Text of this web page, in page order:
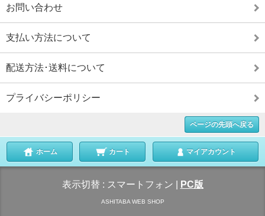
お問い合わせ
支払い方法について
配送方法･送料について
プライバシーポリシー
ページの先頭へ戻る
ホーム カート マイアカウント
表示切替 : スマートフォン PC版
ASHITABA WEB SHOP